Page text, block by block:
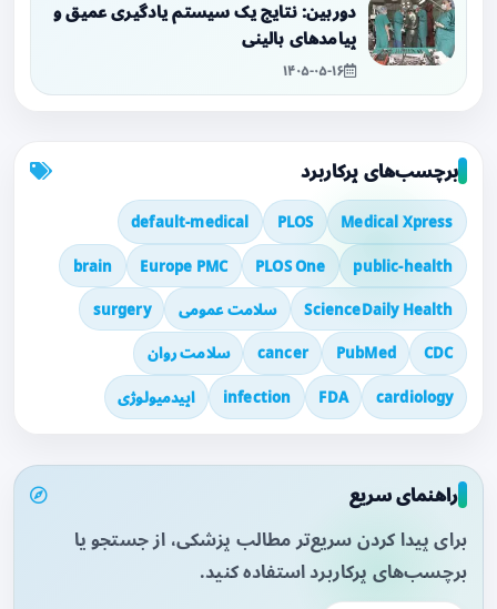
دوربین: نتایج یک سیستم یادگیری عمیق و
پیامدهای بالینی
۱۴۰۵-۰۵-۱۶
برچسب‌های پرکاربرد
Medical Xpress
PLOS
default-medical
public-health
PLOS One
Europe PMC
brain
ScienceDaily Health سلامت عمومی surgery
CDC
PubMed
cancer سلامت روان
cardiology
FDA
infection اپیدمیولوژی
راهنمای سریع
برای پیدا کردن سریع‌تر مطالب پزشکی، از جستجو یا
برچسب‌های پرکاربرد استفاده کنید.